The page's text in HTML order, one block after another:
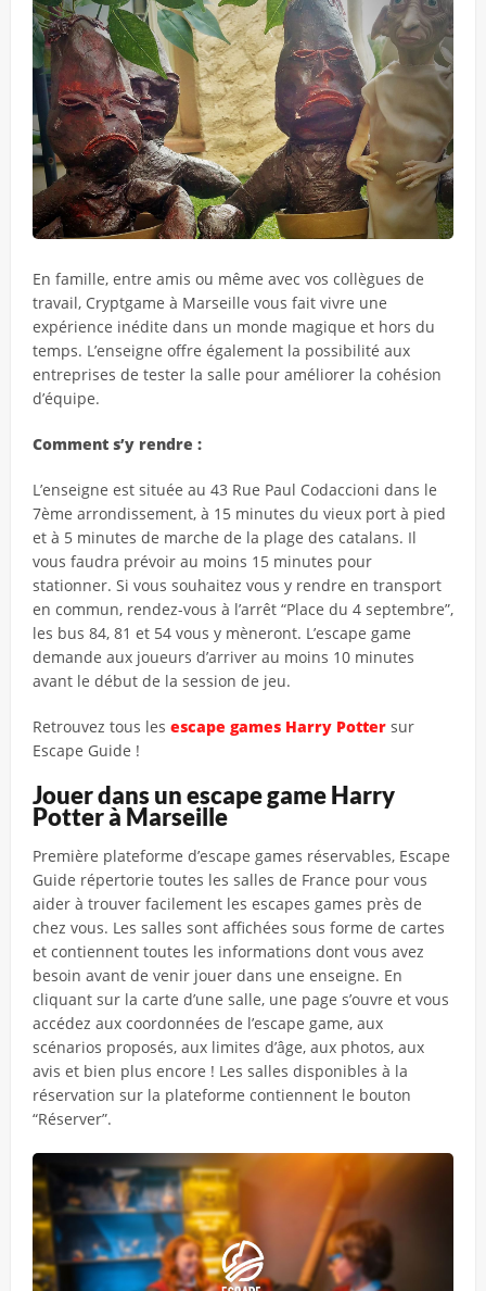
En famille, entre amis ou même avec vos collègues de
travail, Cryptgame à Marseille vous fait vivre une
expérience inédite dans un monde magique et hors du
temps. L’enseigne offre également la possibilité aux
entreprises de tester la salle pour améliorer la cohésion
d’équipe.
Comment s’y rendre :
L’enseigne est située au 43 Rue Paul Codaccioni dans le
7ème arrondissement, à 15 minutes du vieux port à pied
et à 5 minutes de marche de la plage des catalans. Il
vous faudra prévoir au moins 15 minutes pour
stationner. Si vous souhaitez vous y rendre en transport
en commun, rendez-vous à l’arrêt “Place du 4 septembre”,
les bus 84, 81 et 54 vous y mèneront. L’escape game
demande aux joueurs d’arriver au moins 10 minutes
avant le début de la session de jeu.
Retrouvez tous les escape games Harry Potter sur
Escape Guide !
Jouer dans un escape game Harry
Potter à Marseille
Première plateforme d’escape games réservables, Escape
Guide répertorie toutes les salles de France pour vous
aider à trouver facilement les escapes games près de
chez vous. Les salles sont affichées sous forme de cartes
et contiennent toutes les informations dont vous avez
besoin avant de venir jouer dans une enseigne. En
cliquant sur la carte d’une salle, une page s’ouvre et vous
accédez aux coordonnées de l’escape game, aux
scénarios proposés, aux limites d’âge, aux photos, aux
avis et bien plus encore ! Les salles disponibles à la
réservation sur la plateforme contiennent le bouton
“Réserver”.